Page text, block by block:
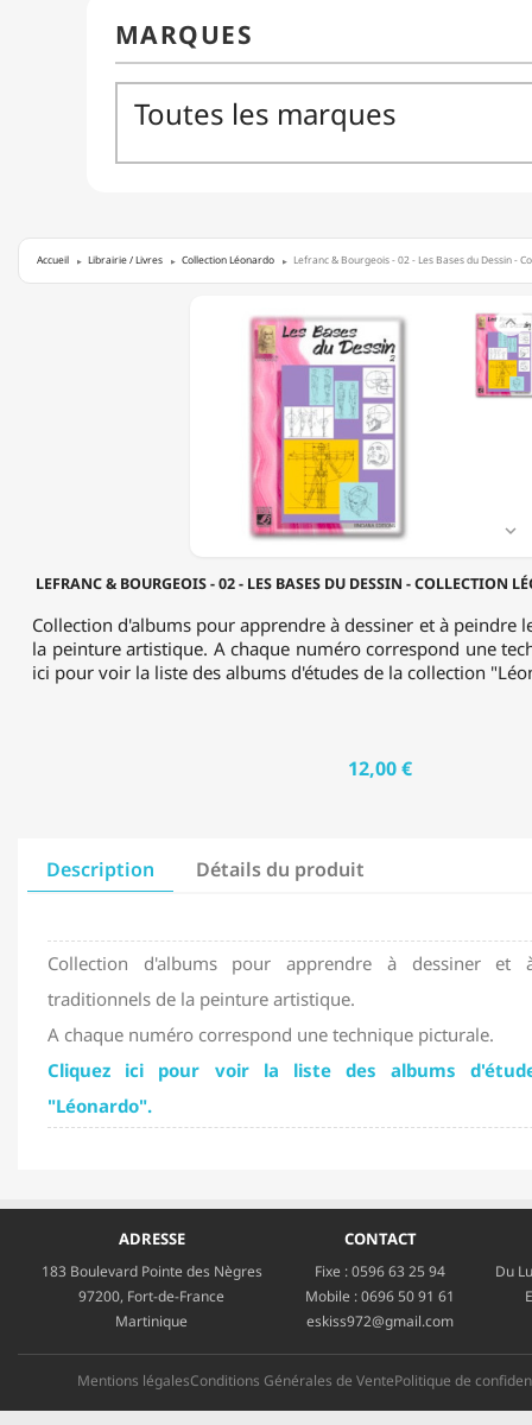
Accueil Librairie / Livres Collection Léonardo Lefranc & Bourgeois - 02 - Les Bases du Dessin -
LÉONARDO
ALBUM
D'ÉTUDE
LEFRANC & BOURGEOIS - 02 - LES BASES DU DESSIN - COLLECTION


Collection d'albums pour apprendre à dessiner et à peindre
la peinture artistique. A chaque numéro correspond une
ici pour voir la liste des albums d'études de la collection
12,00 €
Description Détails du produit
Collection d'albums pour apprendre à dessiner et
traditionnels de la peinture artistique.
A chaque numéro correspond une technique picturale.
Cliquez ici pour voir la liste des albums
"Léonardo".
ADRESSE
183 Boulevard Pointe des Nègres
97200, Fort-de-France
Martinique
CONTACT
Fixe :0596 63 25 94
Mobile :0696 50 91 61
eskiss972@gmail.com
Du
Mentions légalesConditions Générales de VentePolitique de